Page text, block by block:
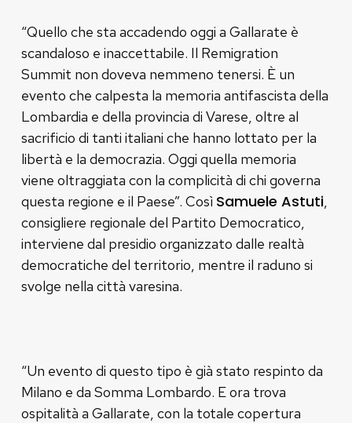
“Quello che sta accadendo oggi a Gallarate è
scandaloso e inaccettabile. Il Remigration
Summit non doveva nemmeno tenersi. È un
evento che calpesta la memoria antifascista della
Lombardia e della provincia di Varese, oltre al
sacrificio di tanti italiani che hanno lottato per la
libertà e la democrazia. Oggi quella memoria
viene oltraggiata con la complicità di chi governa
questa regione e il Paese”. Così Samuele Astuti,
consigliere regionale del Partito Democratico,
interviene dal presidio organizzato dalle realtà
democratiche del territorio, mentre il raduno si
svolge nella città varesina.
“Un evento di questo tipo è già stato respinto da
Milano e da Somma Lombardo. E ora trova
ospitalità a Gallarate, con la totale copertura